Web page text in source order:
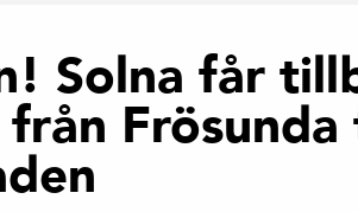
Solna får
från